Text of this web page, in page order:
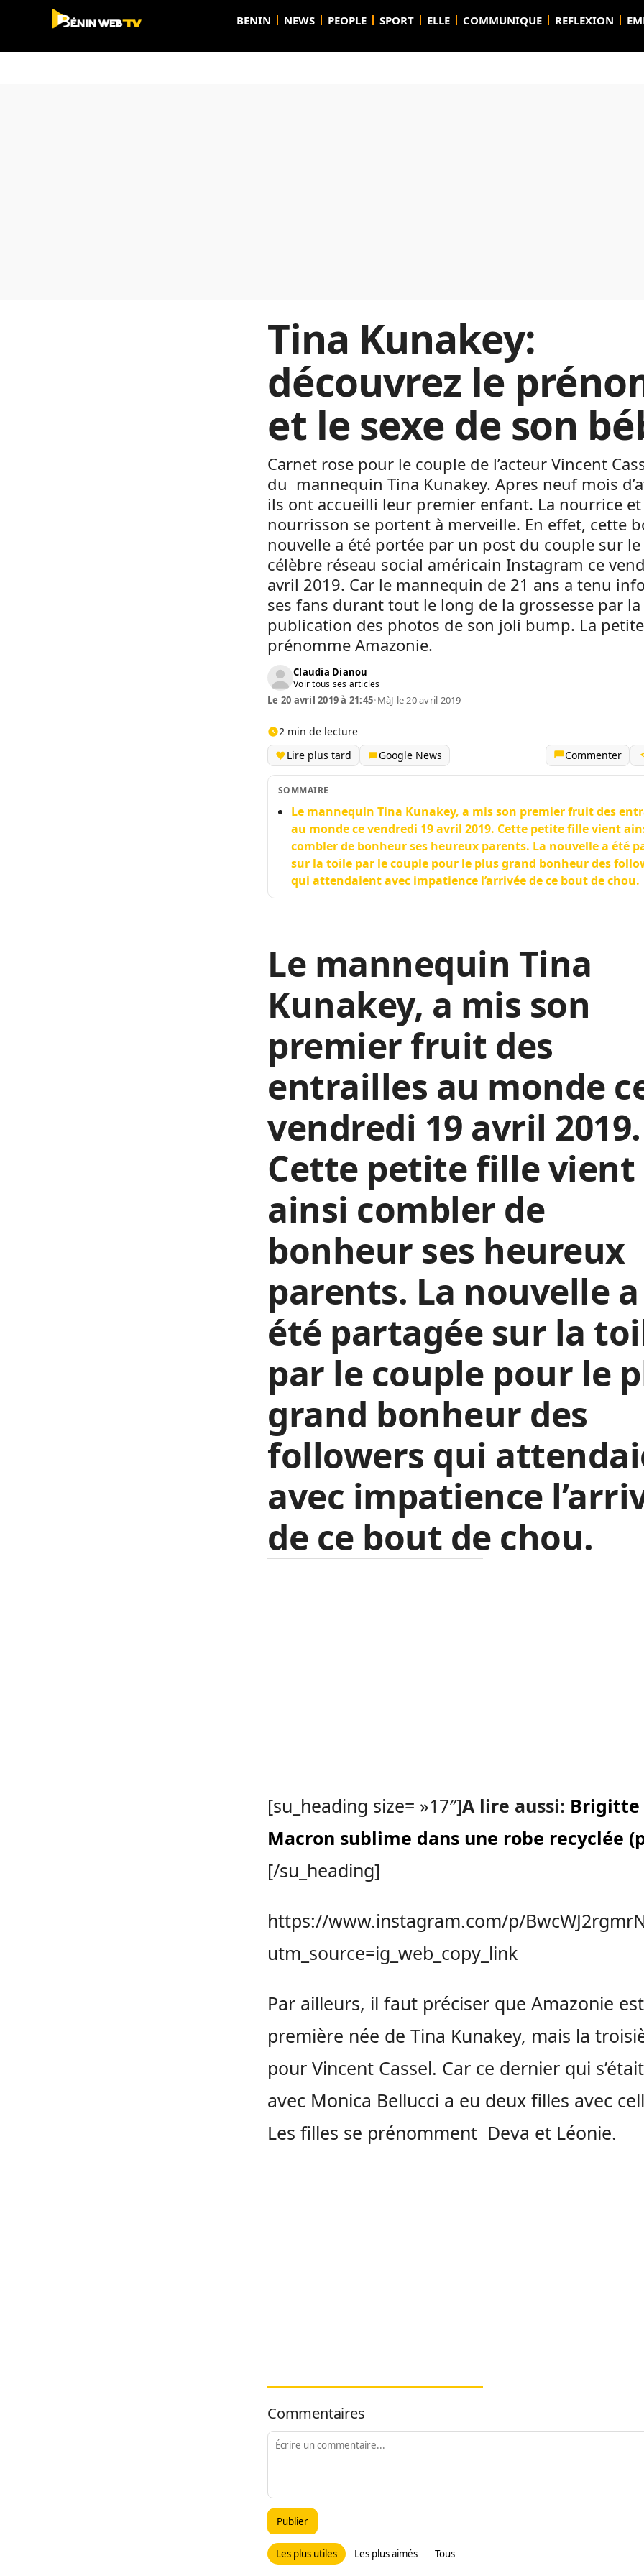
BENIN NEWS PEOPLE SPORT ELLE COMMUNIQUE REFLEXION
Tina Kunakey:
découvrez le
et le sexe de son
Carnet rose pour le couple de l’acteur Vincent
du mannequin Tina Kunakey. Apres neuf mois
ils ont accueilli leur premier enfant. La nourrice
nourrisson se portent à merveille. En effet, cette
nouvelle a été portée par un post du couple sur le
célèbre réseau social américain Instagram ce
avril 2019. Car le mannequin de 21 ans a tenu
ses fans durant tout le long de la grossesse par la
publication des photos de son joli bump. La
prénomme Amazonie.
Claudia Dianou
Voir tous ses articles
Le 20 avril 2019 à 21:45•MàJ le 20 avril 2019
2 min de lecture
Lire plus tard
Google News Commenter
SOMMAIRE
Le mannequin Tina Kunakey, a mis son premier fruit des
au monde ce vendredi 19 avril 2019. Cette petite fille vient
combler de bonheur ses heureux parents. La nouvelle a été
sur la toile par le couple pour le plus grand bonheur des
qui attendaient avec impatience l’arrivée de ce bout de chou.
Le mannequin Tina
Kunakey, a mis son
premier fruit des
entrailles au monde
vendredi 19 avril 2019.
Cette petite fille vient
ainsi combler de
bonheur ses heureux
parents. La nouvelle a
été partagée sur la
par le couple pour le
grand bonheur des
followers qui
avec impatience
de ce bout de chou.
[su_heading size= »17″]A lire aussi: Brigitte
Macron sublime dans une robe recyclée
[/su_heading]
https://www.instagram.com/p/
utm_source=ig_web_copy_link
Par ailleurs, il faut préciser que Amazonie
première née de Tina Kunakey, mais la
pour Vincent Cassel. Car ce dernier qui
avec Monica Bellucci a eu deux filles avec
Les filles se prénomment Deva et Léonie.
Commentaires
Publier
Les plus utiles Les plus aimés Tous